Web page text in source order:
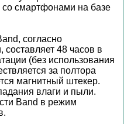
со смартфонами на базе
согласно
48 часов в
(без использования
за полтора
магнитный штекер.
влаги и пыли.
Band в режим